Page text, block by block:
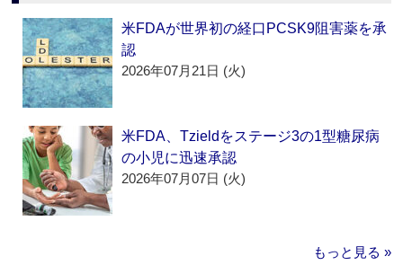
米FDAが世界初の経口PCSK9阻害薬を承
認
2026年07月21日 (火)
米FDA、Tzieldをステージ3の1型糖尿病
の小児に迅速承認
2026年07月07日 (火)
もっと見る »